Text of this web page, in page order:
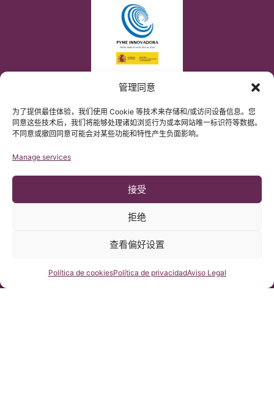
管理同意
为了提供最佳体验，我们使用 Cookie 等技术来存储和/或访问设备信息。您
同意这些技术后，我们将能够处理诸如浏览行为或本网站唯一标识符等数据。
不同意或撤回同意可能会对某些功能和特性产生负面影响。
Manage services
接受
拒绝
查看偏好设置
Política de cookiesPolítica de privacidadAviso Legal
本网站内容原文为西班牙语，网站的翻译内容非官方翻译，不具法
咨询我们